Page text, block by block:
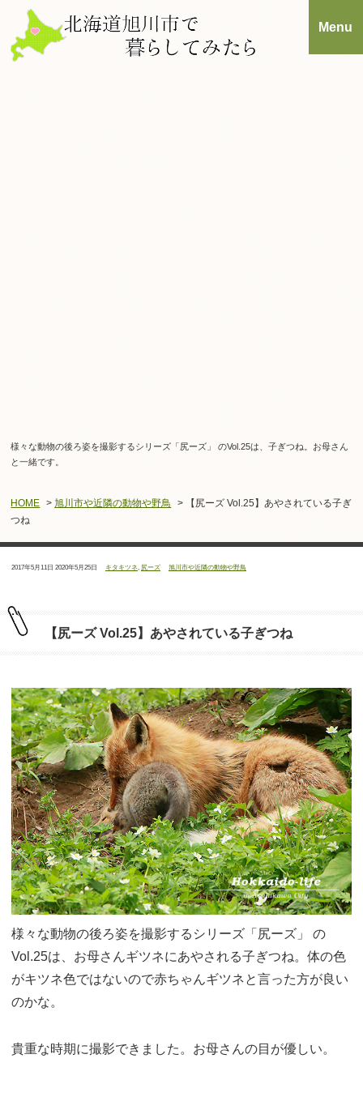
様々な動物の後ろ姿を撮影するシリーズ「尻ーズ」 のVol.25は、子ぎつね。お母さん
と一緒です。
HOME >旭川市や近隣の動物や野鳥
> 【尻ーズ Vol.25】あやされている子ぎ
つね
投
2017年5月11日 最
2020年5月25日
タ
グ：
キタキツネ, 尻ーズ
カ
テ
旭川市や近隣の動物や野鳥
【尻ーズ Vol.25】あやされている子ぎつね
様々な動物の後ろ姿を撮影するシリーズ「尻ーズ」 の
Vol.25は、お母さんギツネにあやされる子ぎつね。体の色
がキツネ色ではないので赤ちゃんギツネと言った方が良い
のかな。
貴重な時期に撮影できました。お母さんの目が優しい。